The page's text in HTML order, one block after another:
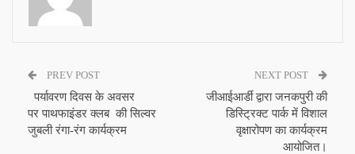
PREV POST
पर्यावरण दिवस के अवसर
पर पाथफाइंडर क्लब की सिल्वर
जुबली रंगा-रंग कार्यक्रम
NEXT POST
जीआईआर्डी द्वारा जनकपुरी की
डिस्ट्रिक्ट पार्क में विशाल
वृक्षारोपण का कार्यक्रम
आयोजित।